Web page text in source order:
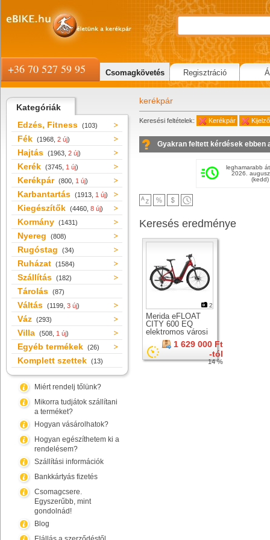
Kategóriák
Edzés, Fitness (103)
Fék (1968, 2 új)
Hajtás (1963, 2 új)
Kerék (3745, 1 új)
Kerékpár (800, 1 új)
Karbantartás (1913, 1 új)
Kiegészítők (4460, 8 új)
Kormány (1431)
Nyereg (808)
Rugóstag (34)
Ruházat (1584)
Szállítás (182)
Tárolás (87)
Váltás (1199, 3 új)
Váz (293)
Villa (508, 1 új)
Egyéb termékek (26)
Komplett szettek (13)
Miért rendelj tőlünk?
Mikorra tudjátok szállítani
a terméket?
Hogyan vásárolhatok?
Hogyan egészíthetem ki a
rendelésem?
Szállítási információk
Bankkártyás fizetés
Csomagcsere.
Egyszerűbb, mint
gondolnád!
Blog
kerékpár
Keresési feltételek: Kerékpár
Gyakran feltett kérdések ebben
leghamarabb
2026.
(kedd)
Keresés eredménye
2
Merida eFLOAT
CITY 600 EQ
elektromos városi
kerékpár1 629 000 Ft
-tól
14 %
+36 70 527 59 95 Csomagkövetés Regisztráció